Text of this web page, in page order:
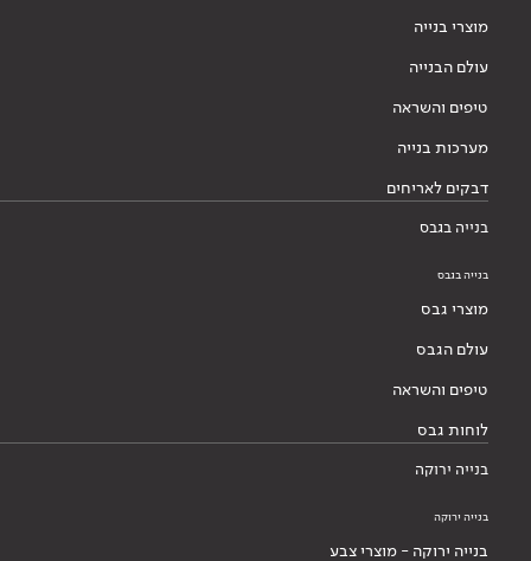
מוצרי בנייה
עולם הבנייה
טיפים והשראה
מערכות בנייה
דבקים לאריחים
בנייה בגבס
בנייה בגבס
מוצרי גבס
עולם הגבס
טיפים והשראה
לוחות גבס
בנייה ירוקה
בנייה ירוקה
בנייה ירוקה - מוצרי צבע